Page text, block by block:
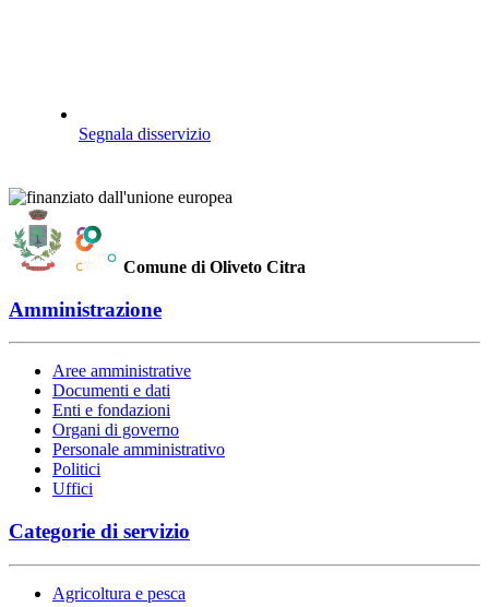
Segnala disservizio
Comune di Oliveto Citra
Amministrazione
Aree amministrative
Documenti e dati
Enti e fondazioni
Organi di governo
Personale amministrativo
Politici
Uffici
Categorie di servizio
Agricoltura e pesca